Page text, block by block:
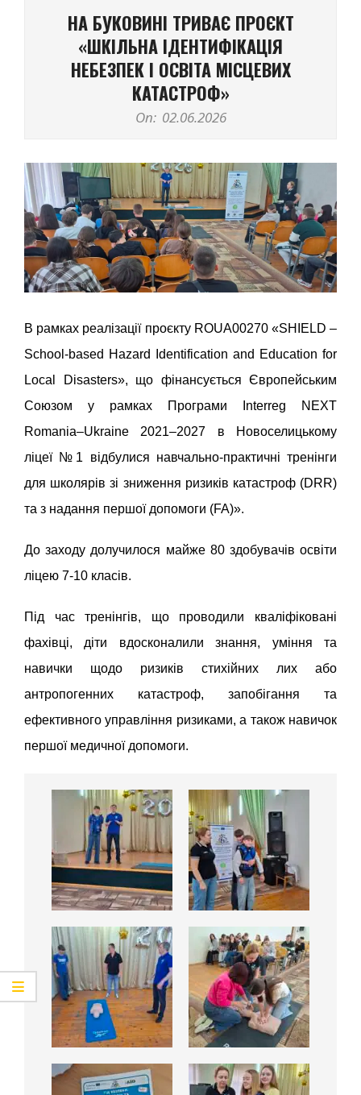
НА БУКОВИНІ ТРИВАЄ ПРОЄКТ
«ШКІЛЬНА ІДЕНТИФІКАЦІЯ
НЕБЕЗПЕК І ОСВІТА МІСЦЕВИХ
КАТАСТРОФ»
On: 02.06.2026
В рамках реалізації проєкту ROUA00270 «SHIELD –
School-based Hazard Identification and Education for
Local Disasters», що фінансується Європейським
Союзом у рамках Програми Interreg NEXT
Romania–Ukraine 2021–2027 в Новоселицькому
ліцеї №1 відбулися навчально-практичні тренінги
для школярів зі зниження ризиків катастроф (DRR)
та з надання першої допомоги (FA)».
До заходу долучилося майже 80 здобувачів освіти
ліцею 7-10 класів.
Під час тренінгів, що проводили кваліфіковані
фахівці, діти вдосконалили знання, уміння та
навички щодо ризиків стихійних лих або
антропогенних катастроф, запобігання та
ефективного управління ризиками, а також навичок
першої медичної допомоги.